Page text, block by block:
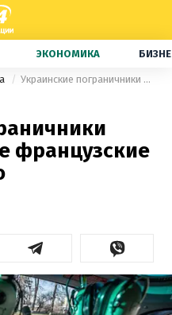
ЭКОНОМИКА
Украинские пограничники тестируют новые французские вертолеты: фото
французские